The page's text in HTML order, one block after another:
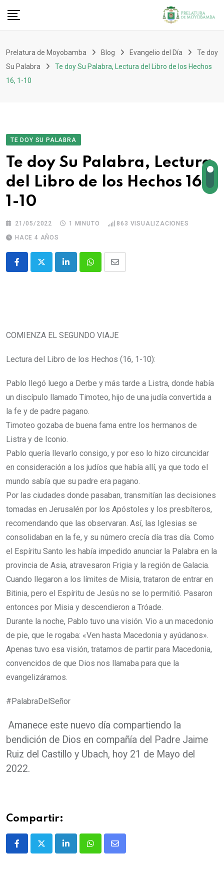
Prelatura de Moyobamba Blog Evangelio del Día
Te doy
Su Palabra
Te doy Su Palabra, Lectura del Libro de los Hechos
16, 1-10
TE DOY SU PALABRA
Te doy Su Palabra, Lectura
del Libro de los Hechos 16,
1-10
21/05/2022 1 MINUTO 863 VISUALIZACIONES
HACE 4 AÑOS
COMIENZA EL SEGUNDO VIAJE
Lectura del Libro de los Hechos (16, 1-10):
Pablo llegó luego a Derbe y más tarde a Listra, donde había
un discípulo llamado Timoteo, hijo de una judía convertida a
la fe y de padre pagano.
Timoteo gozaba de buena fama entre los hermanos de
Listra y de Iconio.
Pablo quería llevarlo consigo, y por eso lo hizo circuncidar
en consideración a los judíos que había allí, ya que todo el
mundo sabía que su padre era pagano.
Por las ciudades donde pasaban, transmitían las decisiones
tomadas en Jerusalén por los Apóstoles y los presbíteros,
recomendando que las observaran. Así, las Iglesias se
consolidaban en la fe, y su número crecía día tras día. Como
el Espíritu Santo les había impedido anunciar la Palabra en la
provincia de Asia, atravesaron Frigia y la región de Galacia.
Cuando llegaron a los límites de Misia, trataron de entrar en
Bitinia, pero el Espíritu de Jesús no se lo permitió. Pasaron
entonces por Misia y descendieron a Tróade.
Durante la noche, Pablo tuvo una visión. Vio a un macedonio
de pie, que le rogaba: «Ven hasta Macedonia y ayúdanos».
Apenas tuvo esa visión, tratamos de partir para Macedonia,
convencidos de que Dios nos llamaba para que la
evangelizáramos.
#PalabraDelSeñor
Amanece este nuevo día compartiendo la
bendición de Dios en compañía del Padre Jaime
Ruiz del Castillo y Ubach, hoy 21 de Mayo del
2022.
Compartir: